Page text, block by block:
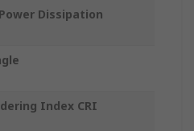
Dissipation
Index CRI